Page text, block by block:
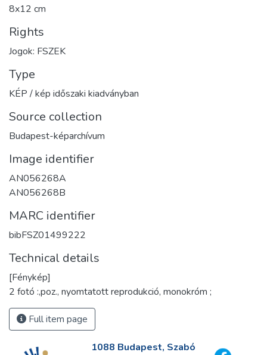
8x12 cm
Rights
Jogok: FSZEK
Type
KÉP / kép időszaki kiadványban
Source collection
Budapest-képarchívum
Image identifier
AN056268A
AN056268B
MARC identifier
bibFSZ01499222
Technical details
[Fénykép]
2 fotó :,poz., nyomtatott reprodukció, monokróm ;
Full item page
1088 Budapest, Szabó